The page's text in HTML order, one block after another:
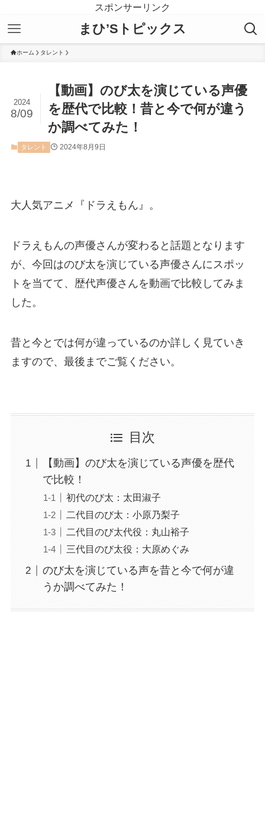
スポンサーリンク
まひ’Sトピックス
ホーム タレント
【動画】のび太を演じている声優
を歴代で比較！昔と今で何が違う
か調べてみた！
2024
8/09
タレント 2024年8月9日
大人気アニメ『ドラえもん』。
ドラえもんの声優さんが変わると話題となります
が、今回はのび太を演じている声優さんにスポッ
トを当てて、歴代声優さんを動画で比較してみま
した。
昔と今とでは何が違っているのか詳しく見ていき
ますので、最後までご覧ください。
目次
【動画】のび太を演じている声優を歴代
で比較！
初代のび太：太田淑子
二代目のび太：小原乃梨子
二代目のび太代役：丸山裕子
三代目のび太役：大原めぐみ
のび太を演じている声を昔と今で何が違
うか調べてみた！